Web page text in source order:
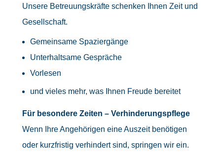
Unsere Betreuungskräfte schenken Ihnen Zeit und
Gesellschaft.
Gemeinsame Spaziergänge
Unterhaltsame Gespräche
Vorlesen
und vieles mehr, was Ihnen Freude bereitet
Für besondere Zeiten – Verhinderungspflege
Wenn Ihre Angehörigen eine Auszeit benötigen
oder kurzfristig verhindert sind, springen wir ein.